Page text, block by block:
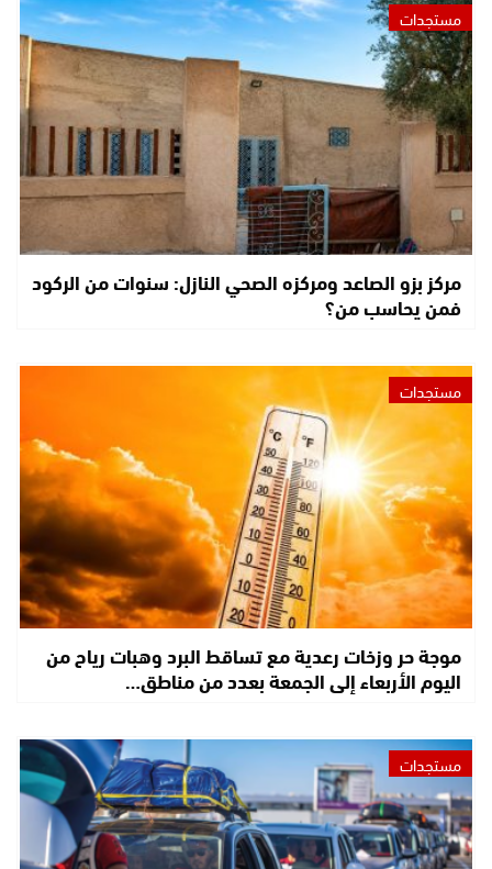
مستجدات
مركز بزو الصاعد ومركزه الصحي النازل: سنوات من الركود
فمن يحاسب من؟
مستجدات
موجة حر وزخات رعدية مع تساقط البرد وهبات رياح من
اليوم الأربعاء إلى الجمعة بعدد من مناطق…
مستجدات